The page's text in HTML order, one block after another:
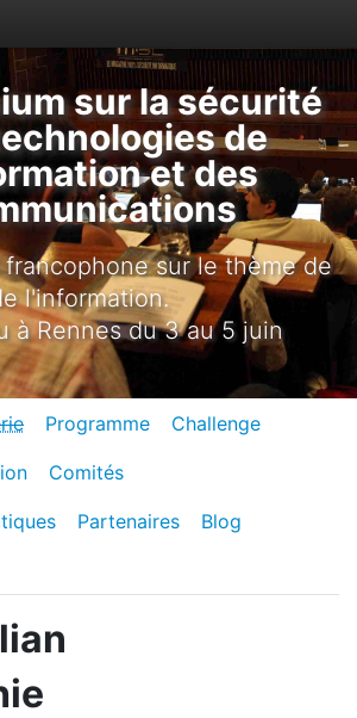
sur la sécurité
de
et des
sur le thème de
l'information.
à Rennes du 3 au 5 juin
Programme Challenge
Comités
Partenaires Blog